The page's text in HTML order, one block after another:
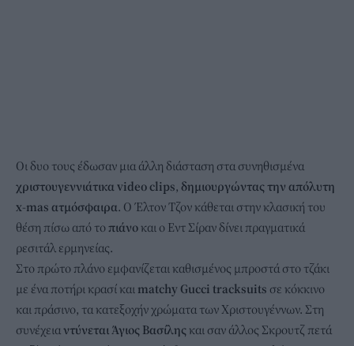
Οι δυο τους έδωσαν μια άλλη διάσταση στα συνηθισμένα
χριστουγεννιάτικα video clips, δημιουργώντας την απόλυτη
x-mas ατμόσφαιρα. Ο Έλτον Τζον κάθεται στην κλασική του
θέση πίσω από τοπιάνο και ο Εντ Σίραν δίνει πραγματικά
ρεσιτάλ ερμηνείας.
Στο πρώτο πλάνο εμφανίζεται καθισμένος μπροστά στο τζάκι
με ένα ποτήρι κρασί και matchy Gucci tracksuits σε κόκκινο
και πράσινο, τα κατεξοχήν χρώματα των Χριστουγέννων. Στη
συνέχεια ντύνεται Άγιος Βασίλης και σαν άλλος Σκρουτζ πετά